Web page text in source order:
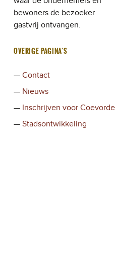
bewoners de bezoeker
gastvrij ontvangen.
OVERIGE PAGINA’S
Contact
Nieuws
Inschrijven voor
Stadsontwikkeling